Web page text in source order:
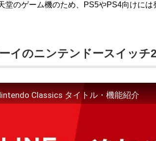
堂のゲーム機のため、PS5やPS4向けには
イのニンテンドースイッチ
Classics タイトル・機能紹介